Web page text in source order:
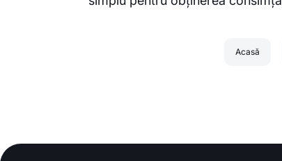
Acasă